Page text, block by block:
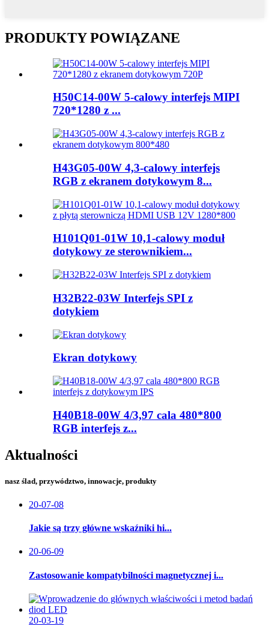
PRODUKTY POWIĄZANE
H50C14-00W 5-calowy interfejs MIPI
720*1280 z ...
H43G05-00W 4,3-calowy interfejs
RGB z ekranem dotykowym 8...
H101Q01-01W 10,1-calowy moduł
dotykowy ze sterownikiem...
H32B22-03W Interfejs SPI z
dotykiem
Ekran dotykowy
H40B18-00W 4/3,97 cala 480*800
RGB interfejs z...
Aktualności
nasz ślad, przywództwo, innowacje, produkty
20-07-08
Jakie są trzy główne wskaźniki hi...
20-06-09
Zastosowanie kompatybilności magnetycznej i...
20-03-19